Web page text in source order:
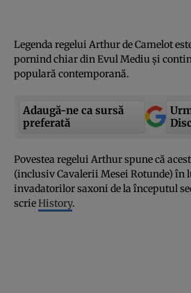
Legenda regelui Arthur de Camelot
pornind chiar din Evul Mediu şi
populară contemporană.
Adaugă-ne ca sursă
preferată
Povestea regelui Arthur spune că
(inclusiv Cavalerii Mesei Rotunde) în
invadatorilor saxoni de la începutul
scrieHistory.